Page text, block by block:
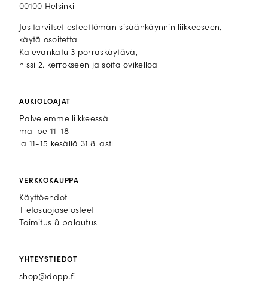
00100 Helsinki
Jos tarvitset esteettömän sisäänkäynnin liikkeeseen,
käytä osoitetta
Kalevankatu 3 porraskäytävä,
hissi 2. kerrokseen ja soita ovikelloa
AUKIOLOAJAT
Palvelemme liikkeessä
ma-pe 11-18
la 11-15 kesällä 31.8. asti
VERKKOKAUPPA
Käyttöehdot
Tietosuojaselosteet
Toimitus & palautus
YHTEYSTIEDOT
shop@dopp.fi